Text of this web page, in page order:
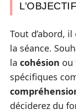
L’OBJECTIF
Tout d’abord,
la séance.
la cohésion ou
spécifiques
déciderez du